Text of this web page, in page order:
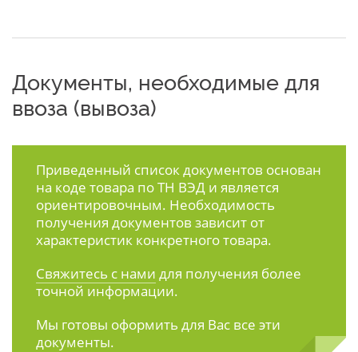
Документы, необходимые для
ввоза (вывоза)
Приведенный список документов основан
на коде товара по ТН ВЭД и является
ориентировочным. Необходимость
получения документов зависит от
характеристик конкретного товара.
Свяжитесь с нами для получения более
точной информации.
Мы готовы оформить для Вас все эти
документы.